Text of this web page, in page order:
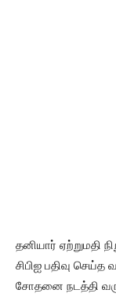
தனியார் ஏற்றுமதி
சிபிஐ பதிவு
சோதனை நடத்தி